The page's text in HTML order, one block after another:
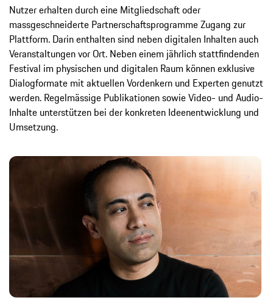
Nutzer erhalten durch eine Mitgliedschaft oder
massgeschneiderte Partnerschaftsprogramme Zugang zur
Plattform. Darin enthalten sind neben digitalen Inhalten auch
Veranstaltungen vor Ort. Neben einem jährlich stattfindenden
Festival im physischen und digitalen Raum können exklusive
Dialogformate mit aktuellen Vordenkern und Experten genutzt
werden. Regelmässige Publikationen sowie Video- und Audio-
Inhalte unterstützen bei der konkreten Ideenentwicklung und
Umsetzung.